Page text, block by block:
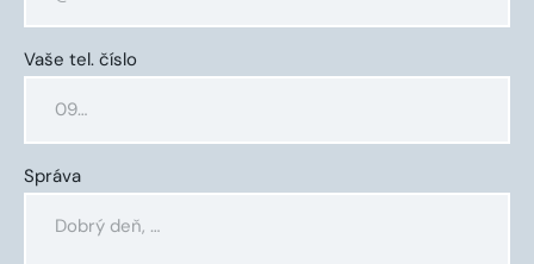
Vaše tel. číslo
Správa